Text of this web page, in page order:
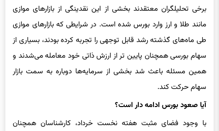
مانند طلا و ارز وارد بورس شده است. در شرایطی که بازارهای موازی
طی ماه‌های گذشته رشد قابل ‌توجهی را تجربه کرده بودند، بسیاری از
سهام بورسی همچنان پایین ‌تر از ارزش ذاتی خود معامله می‌شدند و
همین مسئله باعث شد بخشی از سرمایه‌ها دوباره به سمت بازار
سهام حرکت کند.
آیا صعود بورس ادامه ‌دار است؟
با وجود فضای مثبت هفته نخست خرداد، کارشناسان همچنان
نسبت به پایداری روند صعودی محتاط هستند. بورس تهران همچنان